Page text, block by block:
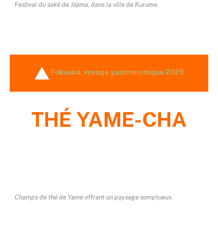
Festival dusakéde Jôjima, dans la ville de Kurume.
Fukuoka, voyage gastronomique 2025
THÉ YAME-CHA
Champs de thé de Yame offrant un paysage somptueux.